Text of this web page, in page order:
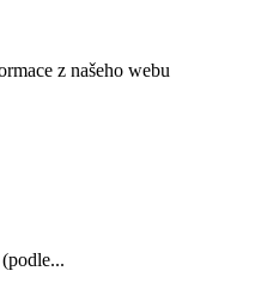
z našeho webu